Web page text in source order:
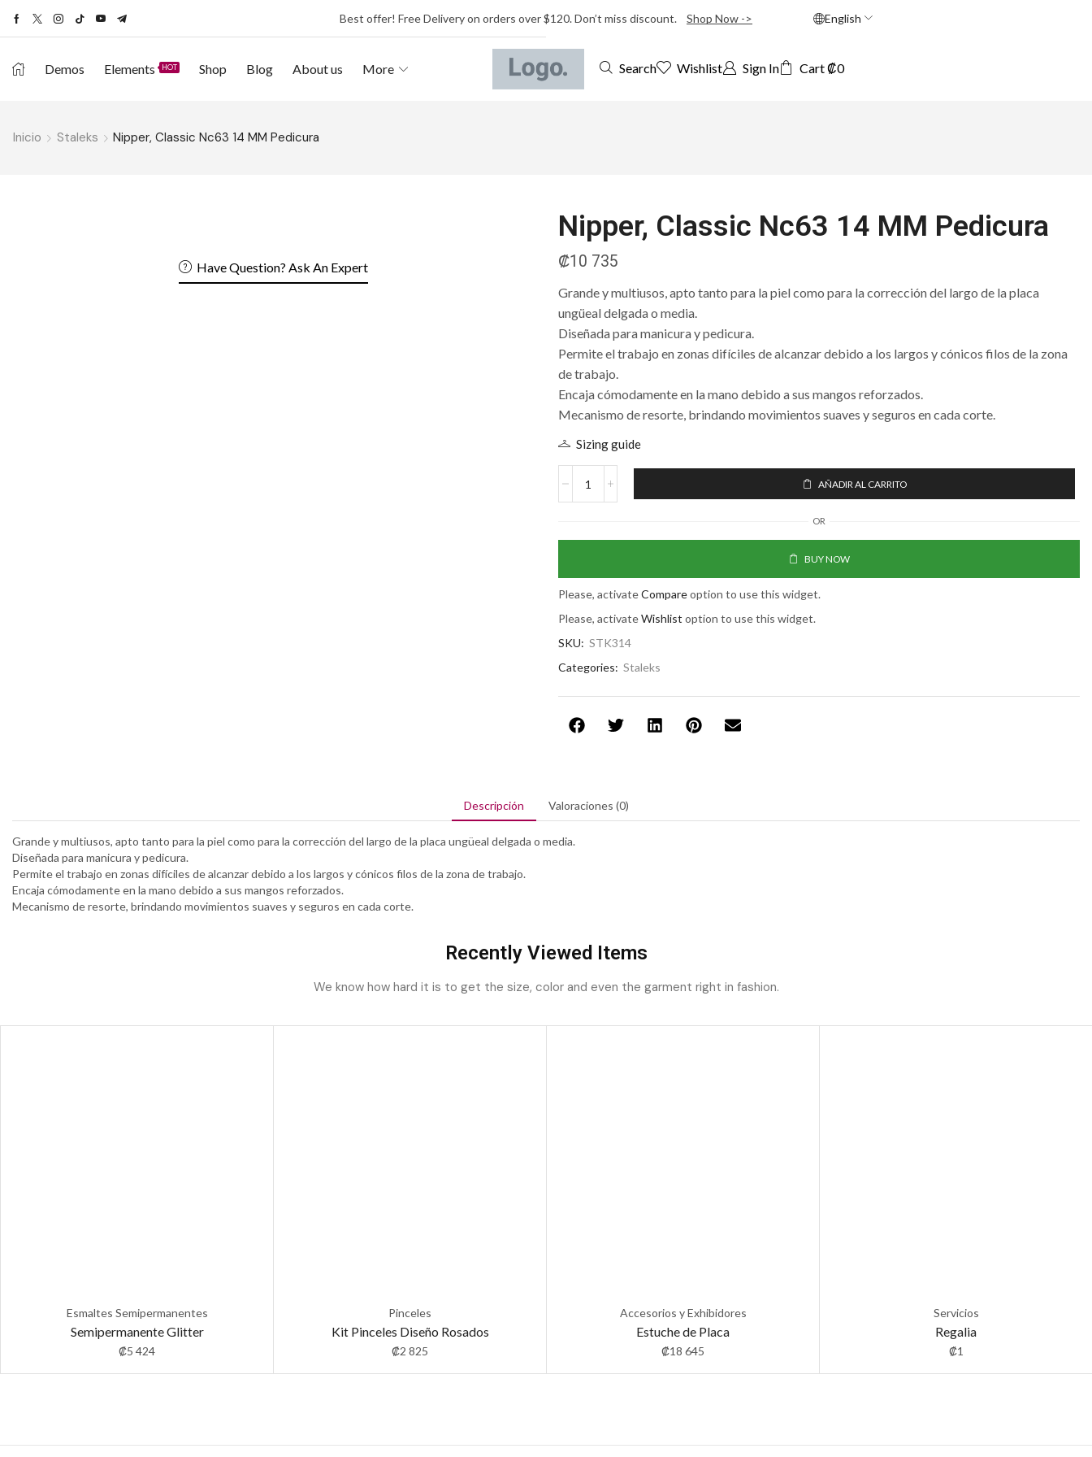
Best offer! Free Delivery on orders over $120. Don’t miss discount. Shop Now -> English
Demos Elements HOT Shop Blog About us More Search Wishlist Sign In Cart₡0
Inicio Staleks Nipper, Classic Nc63 14 MM Pedicura
Have Question? Ask An Expert
Nipper, Classic Nc63 14 MM Pedicura
₡10 735
Grande y multiusos, apto tanto para la piel como para la corrección del largo de la placa
ungüeal delgada o media.
Diseñada para manicura y pedicura.
Permite el trabajo en zonas difíciles de alcanzar debido a los largos y cónicos filos de la zona
de trabajo.
Encaja cómodamente en la mano debido a sus mangos reforzados.
Mecanismo de resorte, brindando movimientos suaves y seguros en cada corte.
Sizing guide
AÑADIR AL CARRITO
OR
BUY NOW
Please, activateCompareoption to use this widget.
Please, activateWishlist option to use this widget.
SKU: STK314
Categories: Staleks
Descripción Valoraciones (0)
Grande y multiusos, apto tanto para la piel como para la corrección del largo de la placa ungüeal delgada o media.
Diseñada para manicura y pedicura.
Permite el trabajo en zonas difíciles de alcanzar debido a los largos y cónicos filos de la zona de trabajo.
Encaja cómodamente en la mano debido a sus mangos reforzados.
Mecanismo de resorte, brindando movimientos suaves y seguros en cada corte.
Recently Viewed Items
We know how hard it is to get the size, color and even the garment right in fashion.
Esmaltes Semipermanentes
Semipermanente Glitter
₡5 424
Pinceles
Kit Pinceles Diseño Rosados
₡2 825
Accesorios y Exhibidores
Estuche de Placa
₡18 645
Servicios
Regalia
₡1